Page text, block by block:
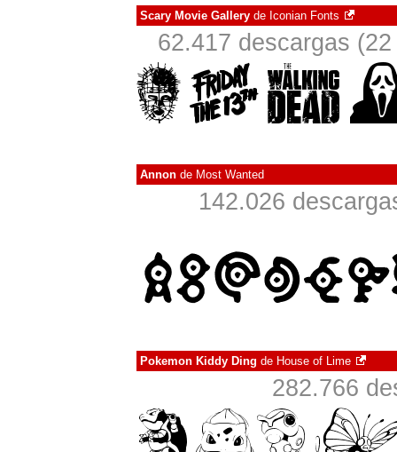
Scary Movie Gallery de Iconian Fonts
62.417 descargas
Annon de Most Wanted
142.026
Pokemon Kiddy Ding de House of Lime
282.766